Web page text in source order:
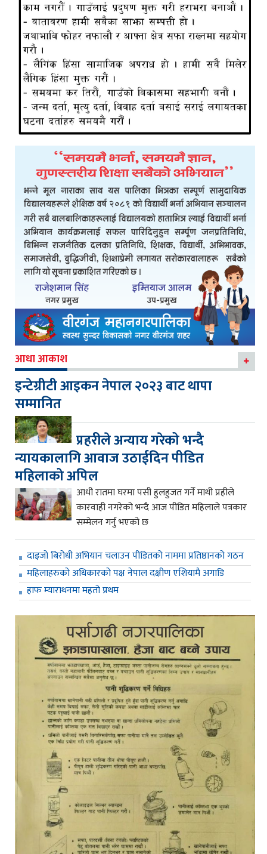
आधा आकाश
इन्टेग्रीटी आइकन नेपाल २०२३ बाट थापा
सम्मानित
प्रहरीले अन्याय गरेको भन्दै
न्यायकालागि आवाज उठाईदिन पीडित
महिलाको अपिल
आधी रातमा घरमा पसी हुलहुजत गर्ने माथी प्रहीले
कारवाही नगरेको भन्दै आज पीडित महिलाले पत्रकार
सम्मेलन गर्नु भएको छ
दाइजो बिरोधी अभियान चलाउन पीडितको नाममा प्रतिष्ठानको गठन
महिलाहरुको अधिकारको पक्ष नेपाल दक्षीण एशियामै अगाडि
हाफ म्याराथनमा महतो प्रथम